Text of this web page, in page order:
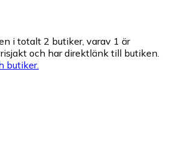
i totalt 2 butiker, varav 1 är
och har direktlänk till butiken.
butiker.